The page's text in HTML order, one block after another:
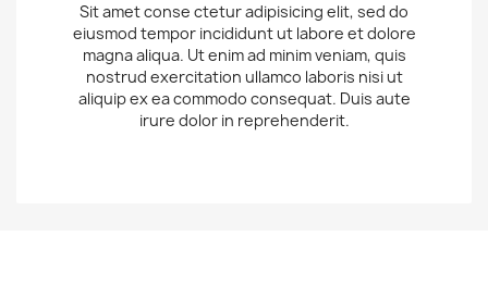
Sit amet conse ctetur adipisicing elit, sed do
eiusmod tempor incididunt ut labore et dolore
magna aliqua. Ut enim ad minim veniam, quis
nostrud exercitation ullamco laboris nisi ut
aliquip ex ea commodo consequat. Duis aute
irure dolor in reprehenderit.